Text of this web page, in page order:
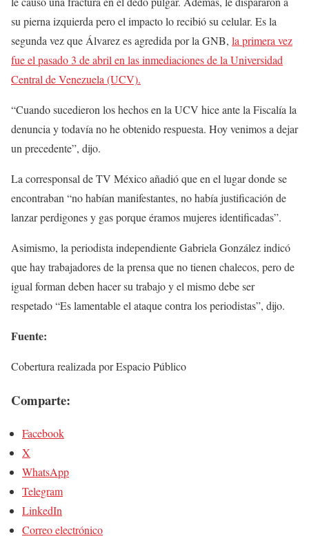
su pierna izquierda pero el impacto lo recibió su celular. Es la
segunda vez que Álvarez es agredida por la GNB, la primera vez
fue el pasado 3 de abril en las inmediaciones de la Universidad
Central de Venezuela (UCV).
“Cuando sucedieron los hechos en la UCV hice ante la Fiscalía la
denuncia y todavía no he obtenido respuesta. Hoy venimos a dejar
un precedente”, dijo.
La corresponsal de TV México añadió que en el lugar donde se
encontraban “no habían manifestantes, no había justificación de
lanzar perdigones y gas porque éramos mujeres identificadas”.
Asimismo, la periodista independiente Gabriela González indicó
que hay trabajadores de la prensa que no tienen chalecos, pero de
igual forman deben hacer su trabajo y el mismo debe ser
respetado “Es lamentable el ataque contra los periodistas”, dijo.
Fuente:
Cobertura realizada por Espacio Público
Comparte:
Facebook
X
WhatsApp
Telegram
LinkedIn
Correo electrónico